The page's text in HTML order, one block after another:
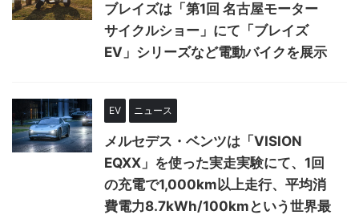
ブレイズは「第1回 名古屋モーター
サイクルショー」にて「ブレイズ
EV」シリーズなど電動バイクを展示
EV ニュース
メルセデス・ベンツは「VISION
EQXX」を使った実走実験にて、1回
の充電で1,000km以上走行、平均消
費電力8.7kWh/100kmという世界最